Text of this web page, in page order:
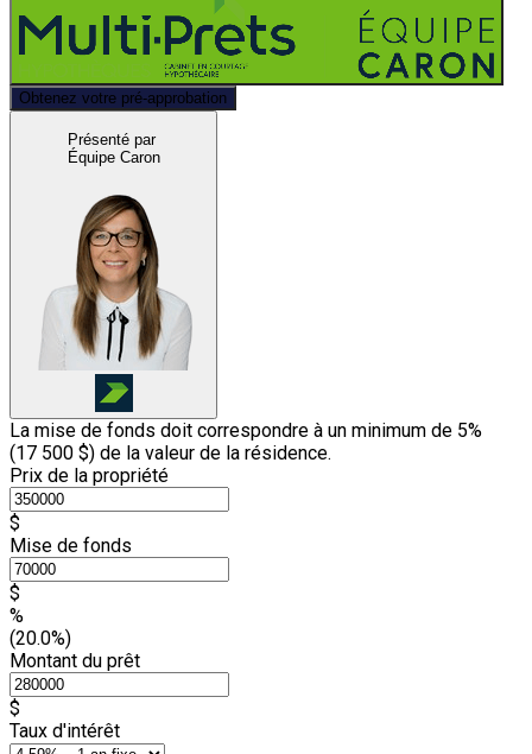
Obtenez votre pré-approbation
Présenté par
Équipe Caron
La mise de fonds doit correspondre à un minimum de 5%
(17 500 $) de la valeur de la résidence.
Prix de la propriété
$
Mise de fonds
$
%
(20.0%)
Montant du prêt
$
Taux d'intérêt